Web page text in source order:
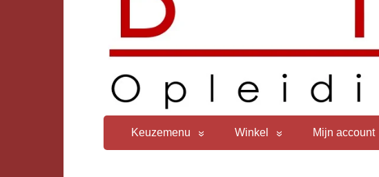
Keuzemenu Winkel Mijn account